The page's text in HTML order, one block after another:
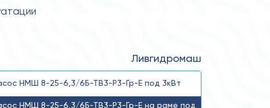
Ливгидромаш
НМШ 8-25-6,3/6Б-ТВ3-Р3-Гр-Е под 3кВт
НМШ 8-25-6,3/6Б-ТВ3-Р3-Гр-Е на раме под